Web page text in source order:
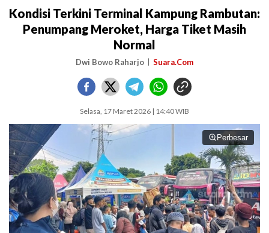
Kondisi Terkini Terminal Kampung Rambutan:
Penumpang Meroket, Harga Tiket Masih
Normal
Dwi Bowo Raharjo Suara.Com
Selasa, 17 Maret 2026 | 14:40 WIB
Perbesar